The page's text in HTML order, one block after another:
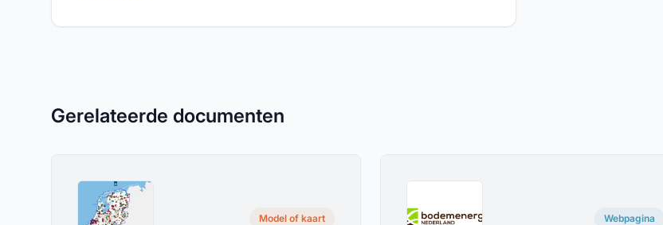
Gerelateerde documenten
Model of kaart Webpagina